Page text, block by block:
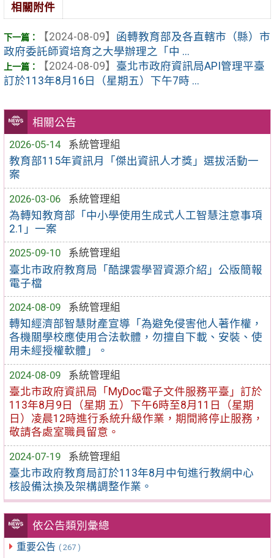
相關公告
2026-05-14
系統管理組
教育部115年資訊月「傑出資訊人才獎」選拔活動一
案
2026-03-06
系統管理組
為轉知教育部「中小學使用生成式人工智慧注意事項
2.1」一案
2025-09-10
系統管理組
臺北市政府教育局「酷課雲學習資源介紹」公版簡報
電子檔
2024-08-09
系統管理組
轉知經濟部智慧財產宣導「為避免侵害他人著作權，
各機關學校應使用合法軟體，勿擅自下載、安裝、使
用未經授權軟體」。
2024-08-09
系統管理組
臺北市政府資訊局「MyDoc電子文件服務平臺」訂於
113年8月9日（星期 五）下午6時至8月11日（星期
日）凌晨12時進行系統升級作業，期間將停止服務，
敬請各處室職員留意。
2024-07-19
系統管理組
臺北市政府教育局訂於113年8月中旬進行教網中心
核設備汰換及架構調整作業。
依公告類別彙總
重要公告 ( 267 )
相關附件
【2024-08-09】 函轉教育部及各直轄市（縣）市
政府委託師資培育之大學辦理之「中 ...
【2024-08-09】 臺北市政府資訊局API管理平臺
訂於113年8月16日（星期五）下午7時 ...